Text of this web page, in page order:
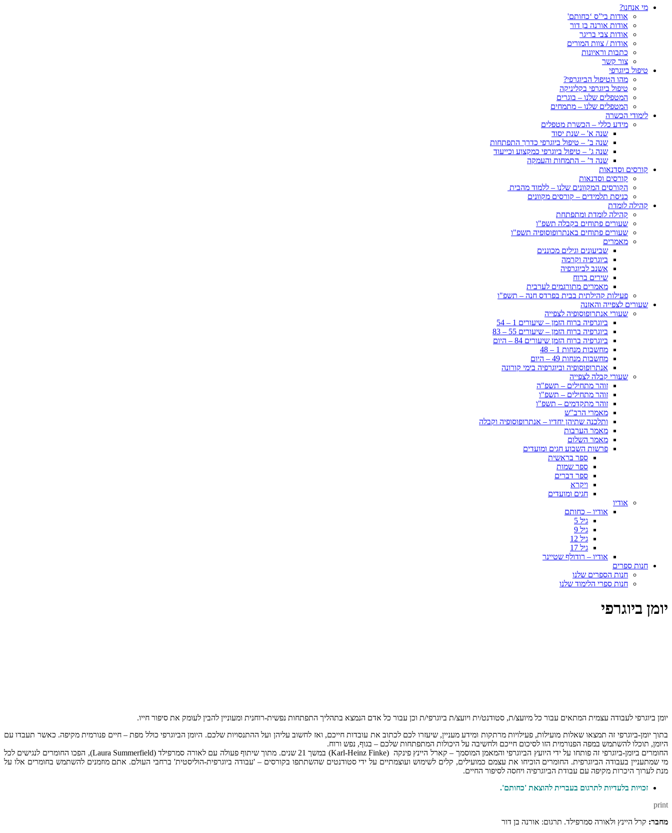
מי אנחנו?
אודות בי”ס ‘כחותם'
אודות אורנה בן דור
אודות צבי בריגר
אודות / צוות המורים
כתבות וראיונות
צור קשר
טיפול ביוגרפי
מהו הטיפול הביוגרפי?
טיפול ביוגרפי בקליניקה
המטפלים שלנו – בוגרים
המטפלים שלנו – מתמחים
לימודי הכשרה
מידע כללי – הכשרת מטפלים
שנה א' – שנת יסוד
שנה ב’ – טיפול ביוגרפי כדרך התפתחות
שנה ג’ – טיפול ביוגרפי כמקצוע וכייעוד
שנה ד’ – התמחות והעמקה
קורסים וסדנאות
קורסים וסדנאות
הקורסים המקוונים שלנו – ללמוד מהבית
כניסת תלמידים – קורסים מקוונים
קהילה לומדת
קהילה לומדת ומתפתחת
שעורים פתוחים בקבלה תשפ"ו
שעורים פתוחים באנתרופוסופיה תשפ"ו
מאמרים
שביעונים וגילים מכוננים
ביוגרפיה וקרמה
אשנב לביוגרפיה
שירים ברוח
מאמרים מתורגמים לערבית
פעילות קהילתית בבית בפרדס חנה – תשפ"ו
שעורים לצפייה והאזנה
שעורי אנתרופוסופיה לצפייה
ביוגרפיה ברוח הזמן – שיעורים 1 – 54
ביוגרפיה ברוח הזמן – שיעורים 55 – 83
ביוגרפיה ברוח הזמן שיעורים 84 – היום
מחשבות מנחות 1 – 48
מחשבות מנחות 49 – היום
אנתרופוסופיה וביוגרפיה בימי קורונה
שעורי קבלה לצפייה
זוהר מתחילים – תשפ"ה
זוהר מתחילים – תשפ"ו
זוהר מתקדמים – תשפ"ו
מאמרי הרב"ש
ותלכנה שתיהן יחדיו – אנתרופוסופיה וקבלה
מאמר הערבות
מאמר השלום
פרשות השבוע חגים ומועדים
ספר בראשית
ספר שמות
ספר דברים
ויקרא
חגים ומועדים
אודיו
אודיו – כחותם
גיל 5
גיל 9
גיל 12
גיל 17
אודיו – רודולף שטיינר
חנות ספרים
חנות הספרים שלנו
חנות ספרי הלימוד שלנו
יומן ביוגרפי
יומן ביוגרפי לעבודה עצמית המתאים עבור כל מיועצ/ת, סטודנט/ית ויועצ/ת ביוגרפי/ת וכן עבור כל אדם הנמצא בתהליך התפתחות נפשית-רוחנית ומעוניין להבין לעומק את סיפור חייו.
בתוך יומן-ביוגרפי זה תמצאו שאלות מועילות, פעילויות מרתקות ומידע מעניין, שיעזרו לכם לכתוב את עובדות חייכם, ואז לחשוב עליהן ועל ההתנסויות שלכם. היומן הביוגרפי כולל מפת – חיים פנורמית מקיפה. כאשר תעבדו עם
היומן, תוכלו להשתמש במפה הפנורמית הזו לסיכום חייכם ולחשיבה על היכולות המתפתחות שלכם – בגוף, נפש ורוח.
החומרים ביומן-ביוגרפי זה פותחו על ידי היועץ הביוגרפי והמאמן המוסמך – קארל היינץ פינקה (Karl-Heinz Finke) במשך 21 שנים. מתוך שיתוף פעולה עם לאורה סמרפילד (Laura Summerfield), הפכו החומרים לנגישים לכל
מי שמתעניין בעבודה הביוגרפית. החומרים הוכיחו את עצמם כמועילים, קלים לשימוש ועוצמתיים על ידי סטודנטים שהשתתפו בקורסים – 'עבודה ביוגרפית-הוליסטית' ברחבי העולם. אתם מוזמנים להשתמש בחומרים אלו על
מנת לערוך היכרות מקיפה עם עבודת הביוגרפיה ויחסה לסיפור החיים.
זכויות בלעדיות לתרגום בעברית להוצאת 'כחותם'.
print
מחבר: קרל היינץ ולאורה סמרפילד. תרגום: אורנה בן דור